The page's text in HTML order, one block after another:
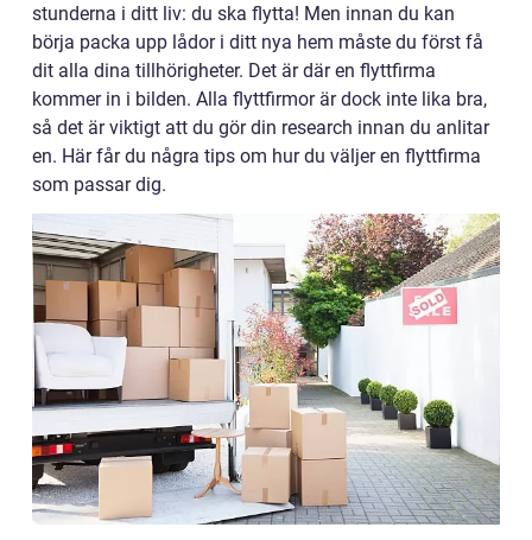
stunderna i ditt liv: du ska flytta! Men innan du kan
börja packa upp lådor i ditt nya hem måste du först få
dit alla dina tillhörigheter. Det är där en flyttfirma
kommer in i bilden. Alla flyttfirmor är dock inte lika bra,
så det är viktigt att du gör din research innan du anlitar
en. Här får du några tips om hur du väljer en flyttfirma
som passar dig.